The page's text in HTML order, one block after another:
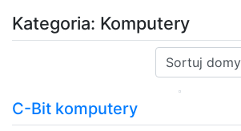
Kategoria: Komputery
Sortuj:
C-Bit komputery